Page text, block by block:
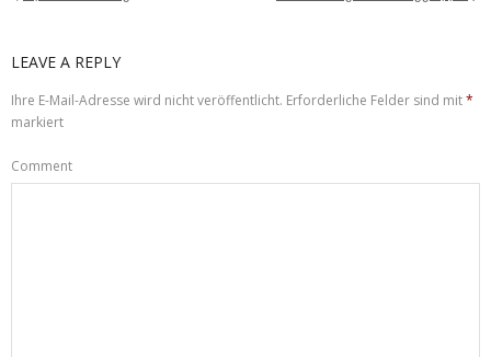
LEAVE A REPLY
Ihre E-Mail-Adresse wird nicht veröffentlicht. Erforderliche Felder sind mit*
markiert
Comment